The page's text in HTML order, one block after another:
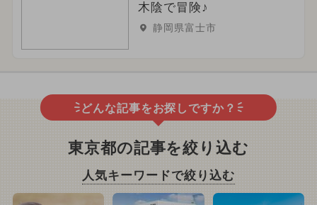
木陰で冒険♪
静岡県富士市
どんな記事をお探しですか？
東京都の記事を絞り込む
人気キーワードで絞り込む